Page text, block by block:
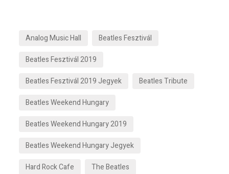
Analog Music Hall
Beatles Fesztivál
Beatles Fesztivál 2019
Beatles Fesztivál 2019 Jegyek
Beatles Tribute
Beatles Weekend Hungary
Beatles Weekend Hungary 2019
Beatles Weekend Hungary Jegyek
Hard Rock Cafe
The Beatles